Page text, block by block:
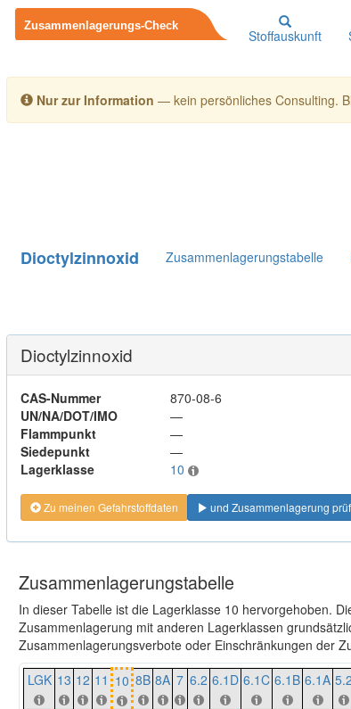
Stoffauskunft
Nur zur Information — kein persönliches Consulting.
Dioctylzinnoxid Zusammenlagerungstabelle
Dioctylzinnoxid
CAS-Nummer
870-08-6
UN/NA/DOT/IMO
—
Flammpunkt
—
Siedepunkt
—
Lagerklasse
10
Zu meinen Gefahrstoffdaten und Zusammenlagerung
Zusammenlagerungstabelle
In dieser Tabelle ist die Lagerklasse 10 hervorgehoben.
Zusammenlagerung mit anderen Lagerklassen
Zusammenlagerungsverbote oder Einschränkungen der
LGK 13 12 11 10 8B 8A 7 6.2 6.1D 6.1C 6.1B 6.1A 5.2